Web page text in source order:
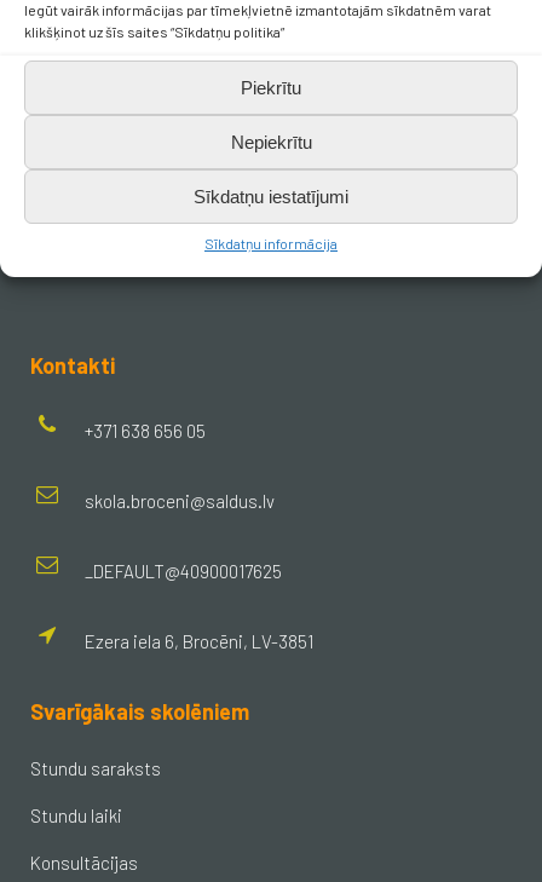
Iegūt vairāk informācijas par tīmekļvietnē izmantotajām sīkdatnēm varat
klikšķinot uz šīs saites “Sīkdatņu politika”
Piekrītu
Nepiekrītu
Sīkdatņu iestatījumi
Sīkdatņu informācija
2023./2024. m.g.
Kontakti
+371 638 656 05
skola.broceni@saldus.lv
_DEFAULT@40900017625
Ezera iela 6, Brocēni, LV-3851
Svarīgākais skolēniem
Stundu saraksts
Stundu laiki
Konsultācijas